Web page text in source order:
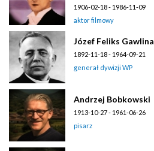
1906-02-18 - 1986-11-09
aktor filmowy
Józef Feliks Gawlina
1892-11-18 - 1964-09-21
generał dywizji WP
Andrzej Bobkowski
1913-10-27 - 1961-06-26
pisarz